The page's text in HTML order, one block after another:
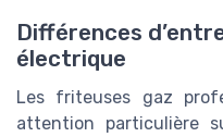
Différences
électrique
Les friteuses gaz
attention particulière